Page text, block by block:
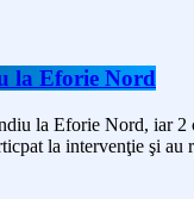
la Eforie Nord
la Eforie Nord, iar
la intervenţie şi